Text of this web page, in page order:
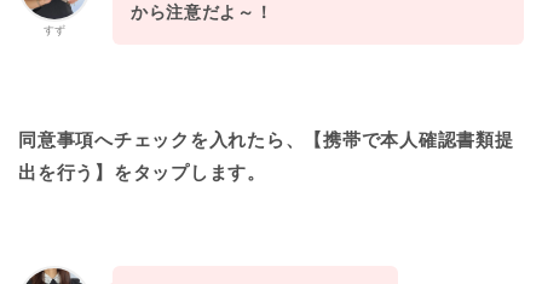
すず
から注意だよ～！
同意事項へチェックを入れたら、【携帯で本人確認書類提
出を行う】をタップします。